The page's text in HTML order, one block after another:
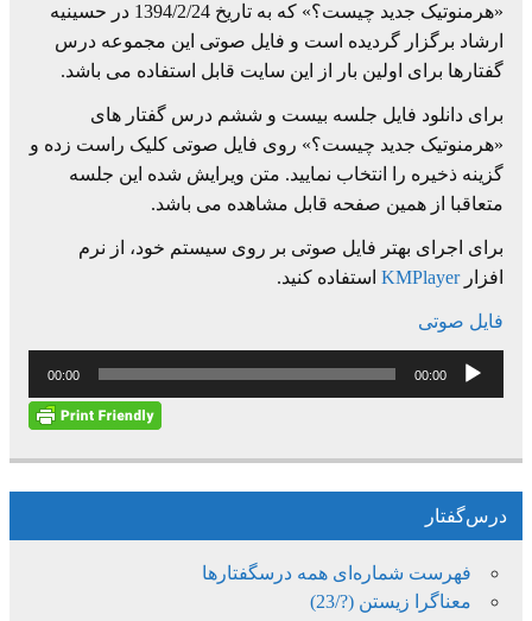
«هرمنوتیک جدید چیست؟» که به تاریخ 1394/2/24 در حسینیه
ارشاد برگزار گردیده است و فایل صوتی این مجموعه درس
گفتارها برای اولین بار از این سایت قابل استفاده می باشد.
برای دانلود فایل جلسه بیست و ششم درس گفتار های
«هرمنوتیک جدید چیست؟» روی فایل صوتی کلیک راست زده و
گزینه ذخیره را انتخاب نمایید. متن ویرایش شده این جلسه
متعاقبا از همین صفحه قابل مشاهده می باشد.
برای اجرای بهتر فایل صوتی بر روی سیستم خود، از نرم
افزارKMPlayer استفاده کنید.
فایل صوتی
پخش‌کننده
صوت
00:00
00:00
درس‌گفتار
فهرست شماره‌ای همه درسگفتارها
معناگرا زیستن (?/23)